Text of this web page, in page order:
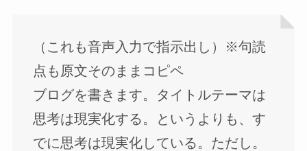
（これも音声入力で指示出し）※句読
点も原文そのままコピペ
ブログを書きます。タイトルテーマは
思考は現実化する。というよりも、す
でに思考は現実化している。ただし。